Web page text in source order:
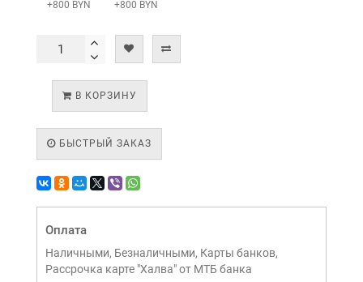
+800 BYN +800 BYN
В КОРЗИНУ
БЫСТРЫЙ ЗАКАЗ
Оплата
Наличными, Безналичными, Карты банков,
Рассрочка карте "Халва" от МТБ банка